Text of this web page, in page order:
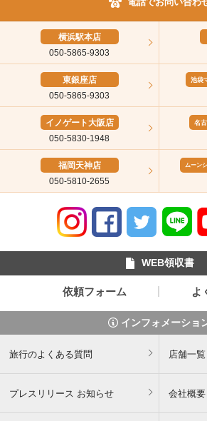
横浜駅本店
050-5865-9303
東銀座店
050-5865-9303
池袋
イノゲート大阪店
050-5830-1948
名
福岡天神店
050-5810-2655
ムーン
WEB領収書
依頼フォーム よ
インフォメーショ
旅行のよくある質問 店舗一覧
プレスリリース お知らせ 会社概要